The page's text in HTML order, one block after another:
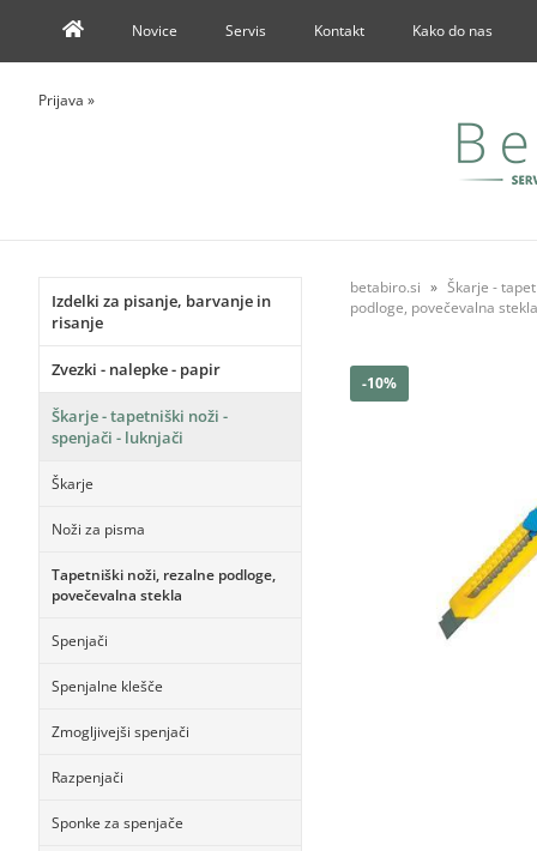
Novice Servis Kontakt Kako do nas
Prijava »
Izdelki za pisanje, barvanje in
risanje
Zvezki - nalepke - papir
Škarje - tapetniški noži -
spenjači - luknjači
Škarje
Noži za pisma
Tapetniški noži, rezalne podloge,
povečevalna stekla
Spenjači
Spenjalne klešče
Zmogljivejši spenjači
Razpenjači
Sponke za spenjače
betabiro.si
Škarje -
podloge, povečevalna stekla
-10%